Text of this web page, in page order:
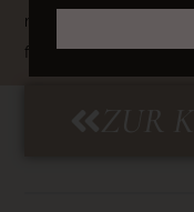
mit Freunden eine
findet 30 mal pro Jahr